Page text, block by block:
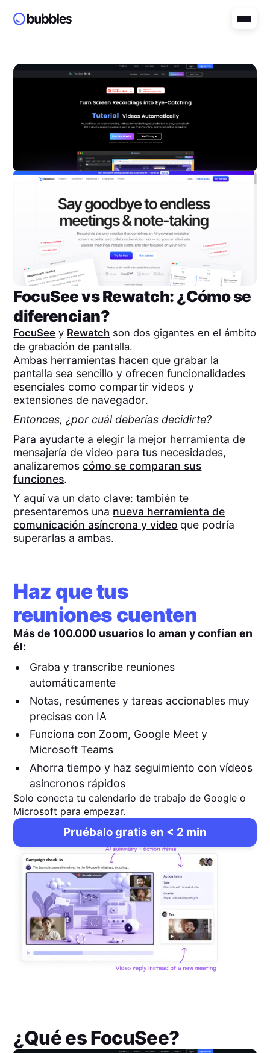
FocuSeevsRewatch: ¿Cómo se
diferencian?
FocuSee y Rewatch son dos gigantes en el ámbito
de grabación de pantalla.
Ambas herramientas hacen que grabar la
pantalla sea sencillo y ofrecen funcionalidades
esenciales como compartir videos y
extensiones de navegador.
Entonces, ¿por cuál deberías decidirte?
Para ayudarte a elegir la mejor herramienta de
mensajería de video para tus necesidades,
analizaremoscómo se comparan sus
funciones.
Y aquí va un dato clave: también te
presentaremos una nueva herramienta de
comunicación asíncrona y video que podría
superarlas a ambas.
Haz que tus
reuniones cuenten
Más de 100.000 usuarios lo aman y confían en
él:
Graba y transcribe reuniones
automáticamente
Notas, resúmenes y tareas accionables muy
precisas con IA
Funciona con Zoom, Google Meet y
Microsoft Teams
Ahorra tiempo y haz seguimiento con vídeos
asíncronos rápidos
Solo conecta tu calendario de trabajo de Google o
Microsoft para empezar.
Pruébalo gratis en < 2 min
¿Qué esFocuSee?